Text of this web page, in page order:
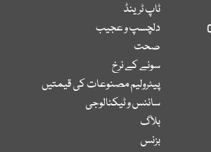
ٹاپ ٹرینڈ
دلچسپ و عجیب
صحت
سونے کے نرخ
پیٹرولیم مصنوعات کی قیمتیں
سائنس و ٹیکنالوجی
بلاگ
بزنس